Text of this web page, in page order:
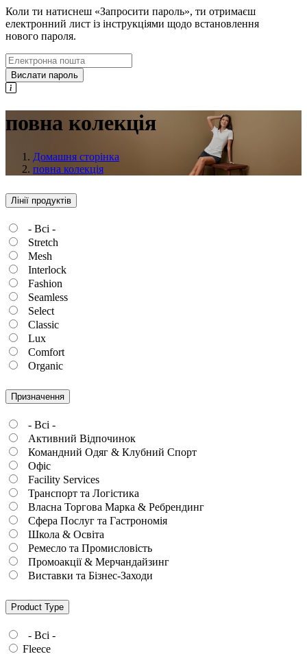
Коли ти натиснеш «Запросити пароль», ти отримаєш
електронний лист із інструкціями щодо встановлення
нового пароля.
Вислати пароль
повна колекція
Домашня сторінка
повна колекція
Лінії продуктів
- Всі -
Stretch
Mesh
Interlock
Fashion
Seamless
Select
Classic
Lux
Comfort
Organic
Призначення
- Всі -
Активний Відпочинок
Командний Одяг & Клубний Спорт
Офіс
Facility Services
Транспорт та Логістика
Власна Торгова Марка & Ребрендинг
Сфера Послуг та Гастрономія
Школа & Освіта
Ремесло та Промисловість
Промоакції & Мерчандайзинг
Виставки та Бізнес-Заходи
Product Type
- Всі -
Fleece